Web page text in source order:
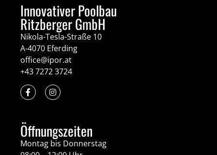
Innovativer Poolbau
Ritzberger GmbH
Nikola-Tesla-Straße 10
A-4070 Eferding
office@ipor.at
+43 7272 3724
Öffnungszeiten
Montag bis Donnerstag